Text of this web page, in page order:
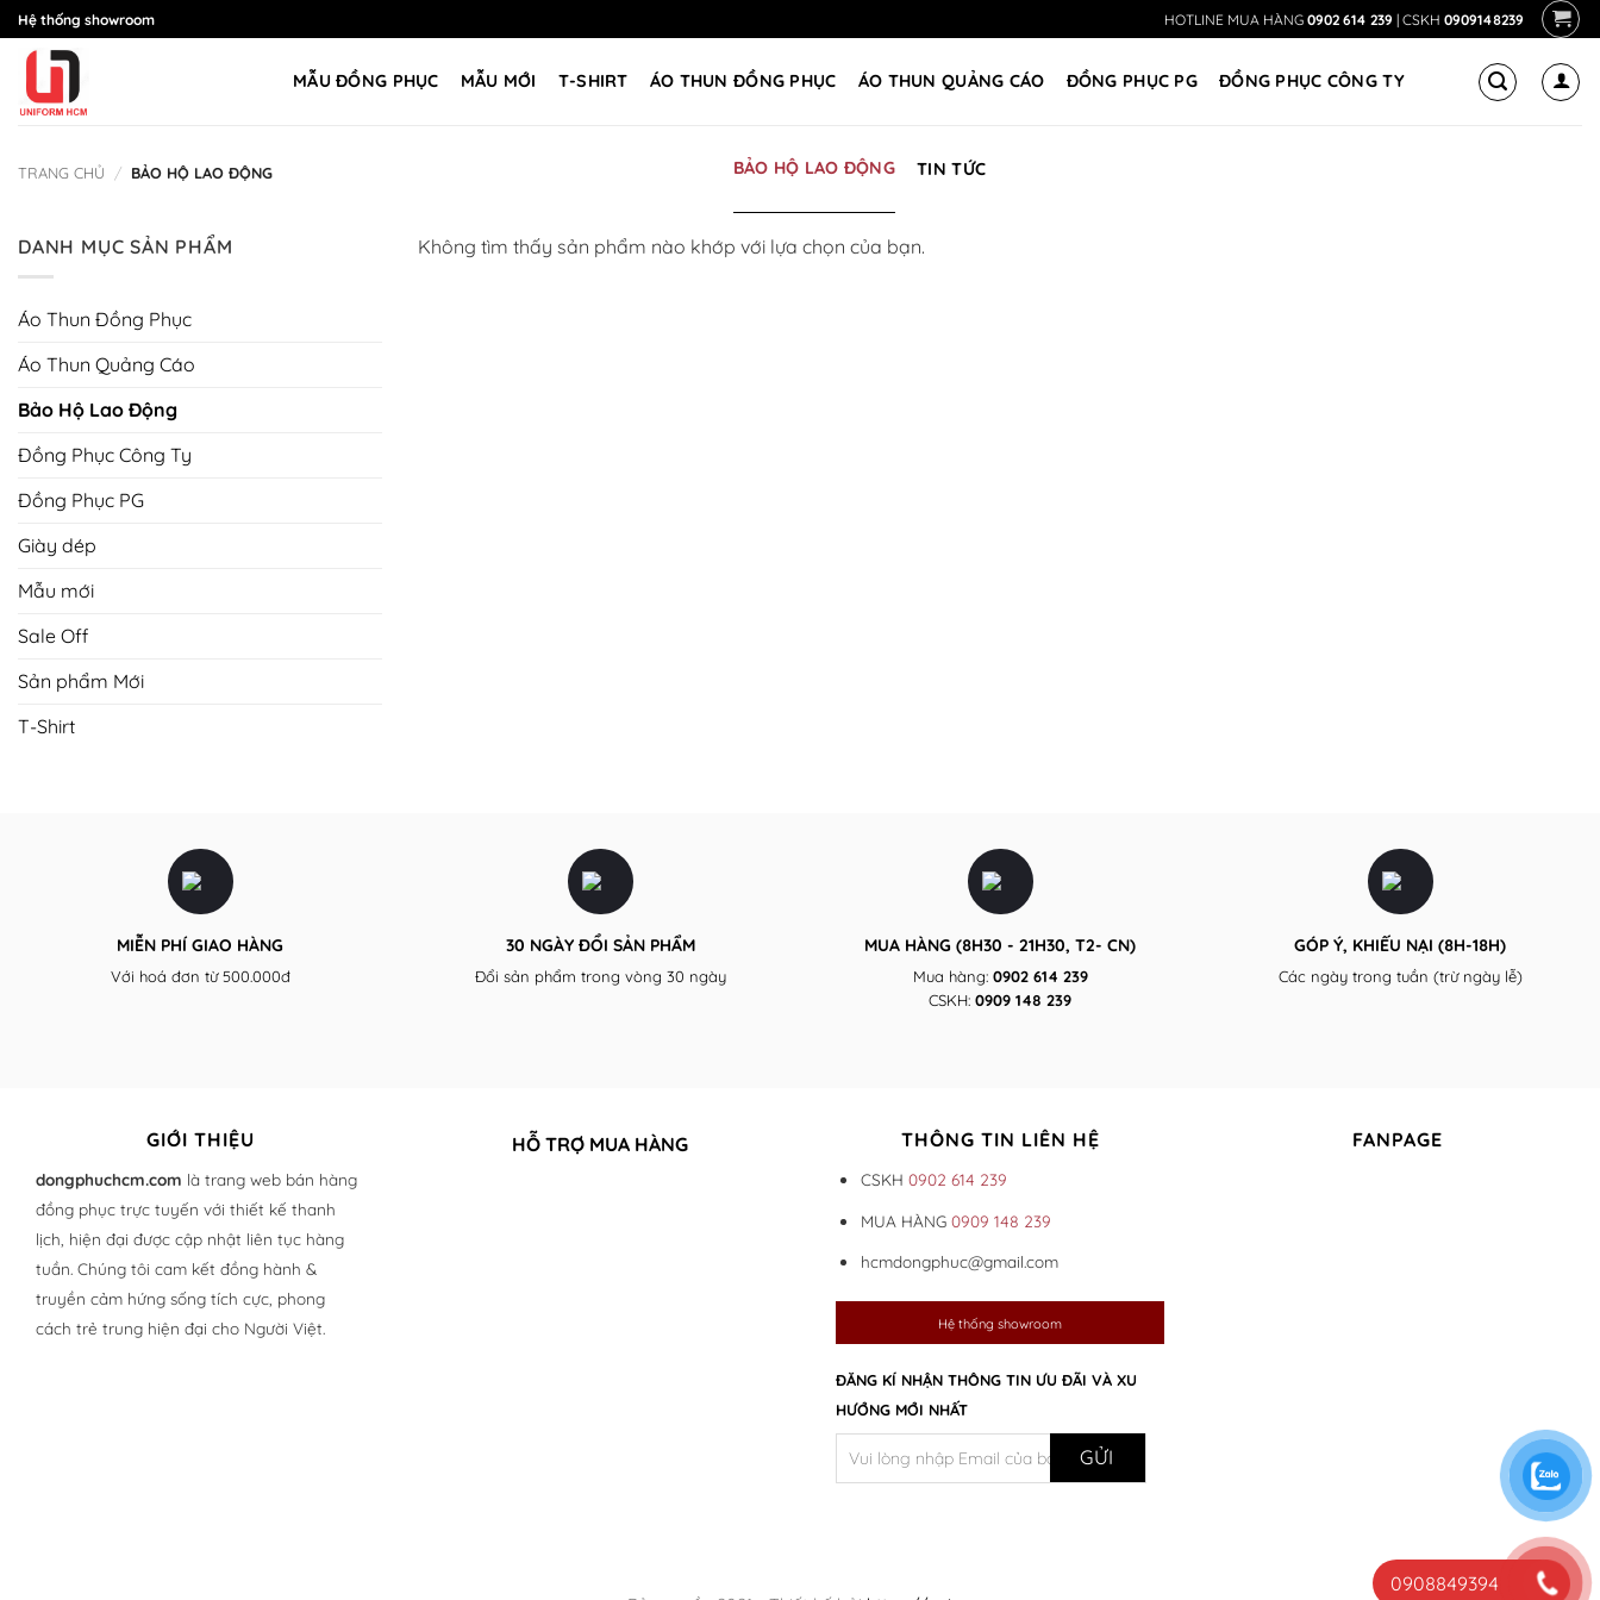
Bỏ
qua
dung
Hệ thống showroom HOTLINE MUA HÀNG 0902 614 239 | CSKH 0909148239
MẪU ĐỒNG PHỤC MẪU MỚI T-SHIRT ÁO THUN ĐỒNG PHỤC ÁO THUN QUẢNG CÁO ĐỒNG PHỤC PG ĐỒNG PHỤC CÔNG TY
BẢO HỘ LAO ĐỘNG TIN TỨC
TRANG CHỦ / BẢO HỘ LAO ĐỘNG
DANH MỤC SẢN PHẨM
Áo Thun Đồng Phục
Áo Thun Quảng Cáo
Bảo Hộ Lao Động
Đồng Phục Công Ty
Đồng Phục PG
Giày dép
Mẫu mới
Sale Off
Sản phẩm Mới
T-Shirt
Không tìm thấy sản phẩm nào khớp với lựa chọn của bạn.
MIỄN PHÍ GIAO HÀNG
Với hoá đơn từ 500.000đ
30 NGÀY ĐỔI SẢN PHẨM
Đổi sản phẩm trong vòng 30 ngày
MUA HÀNG (8H30 - 21H30, T2- CN)
Mua hàng:0902 614 239
CSKH: 0909 148 239
GÓP Ý, KHIẾU NẠI (8H-18H)
Các ngày trong tuần (trừ ngày lễ)
GIỚI THIỆU
dongphuchcm.com là trang web bán hàng
đồng phục trực tuyến với thiết kế thanh
lịch, hiện đại được cập nhật liên tục hàng
tuần. Chúng tôi cam kết đồng hành &
truyền cảm hứng sống tích cực, phong
cách trẻ trung hiện đại cho Người Việt.
HỖ TRỢ MUA HÀNG THÔNG TIN LIÊN HỆ
CSKH 0902 614 239
MUA HÀNG 0909 148 239
hcmdongphuc@gmail.com
Hệ thống showroom
ĐĂNG KÍ NHẬN THÔNG TIN ƯU ĐÃI VÀ XU
HƯỚNG MỚI NHẤT
FANPAGE
0908849394